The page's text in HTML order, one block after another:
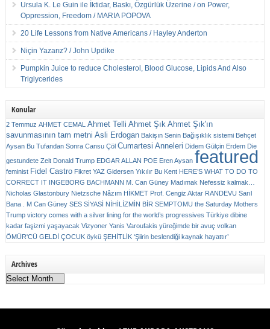
Ursula K. Le Guin ile İktidar, Baskı, Özgürlük Üzerine / on Power,
Oppression, Freedom / MARIA POPOVA
20 Life Lessons from Native Americans / Hayley Anderton
Niçin Yazarız? / John Updike
Pumpkin Juice to reduce Cholesterol, Blood Glucose, Lipids And Also
Triglycerides
Konular
2 Temmuz AHMET CEMAL Ahmet Telli Ahmet Şık Ahmet Şık'ın
savunmasının tam metni Asli Erdogan Bakişın Senin Bağışıklık sistemi Behçet
Aysan Bu Tufandan Sonra Cansu Çöl Cumartesi Anneleri Didem Gülçin Erdem Die
gestundete Zeit Donald Trump EDGAR ALLAN POE Eren Aysan featured
feminist Fidel Castro Fikret YAZ Gidersen Yıkılır Bu Kent HERE’S WHAT TO DO TO
CORRECT IT INGEBORG BACHMANN M. Can Güney Madımak Nefessiz kalmak…
Nicholas Glastonbury Nietzsche Nâzım HİKMET Prof. Cengiz Aktar RANDEVU Sarıl
Bana . M Can Güney SES SİYASİ NİHİLİZMİN BİR SEMPTOMU the Saturday Mothers
Trump victory comes with a silver lining for the world’s progressives Türkiye dibine
kadar faşizmi yaşayacak Vizyoner Yanis Varoufakis yüreğimde bir avuç volkan
ÖMÜR'CÜ GELDİ ÇOCUK öykü ŞEHİTLİK ‘Şiirin beslendiği kaynak hayattır’
Archives
Archives